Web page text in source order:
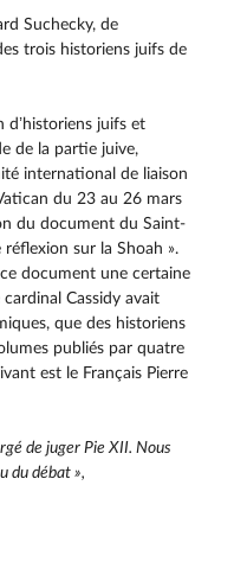
Suchecky, de
trois historiens juifs de
d’historiens juifs et
de la partie juive,
international de liaison
du 23 au 26 mars
du document du Saint-
sur la Shoah ».
document une certaine
cardinal Cassidy avait
que des historiens
publiés par quatre
est le Français Pierre
de juger Pie XII. Nous
du débat »,